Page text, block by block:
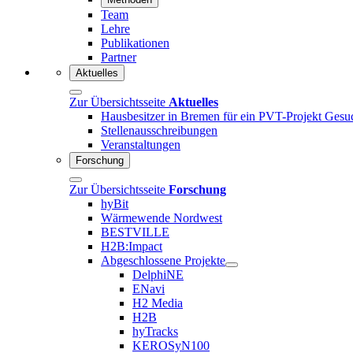
Team
Lehre
Publikationen
Partner
Aktuelles
Zur Übersichtsseite Aktuelles
Hausbesitzer in Bremen für ein PVT-Projekt
Stellenausschreibungen
Veranstaltungen
Forschung
Zur Übersichtsseite Forschung
hyBit
Wärmewende Nordwest
BESTVILLE
H2B:Impact
Abgeschlossene Projekte
DelphiNE
ENavi
H2 Media
H2B
hyTracks
KEROSyN100